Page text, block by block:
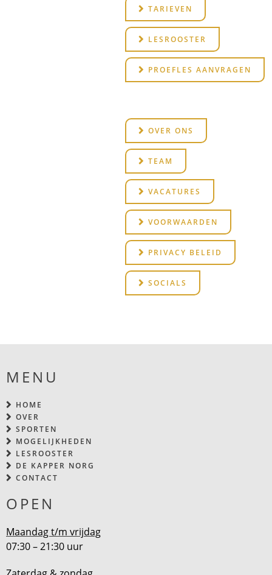
TARIEVEN
LESROOSTER
PROEFLES AANVRAGEN
OVER ONS
TEAM
VACATURES
VOORWAARDEN
PRIVACY BELEID
SOCIALS
MENU
HOME
OVER
SPORTEN
MOGELIJKHEDEN
LESROOSTER
DE KAPPER NORG
CONTACT
OPEN
Maandag t/m vrijdag
07:30 – 21:30 uur